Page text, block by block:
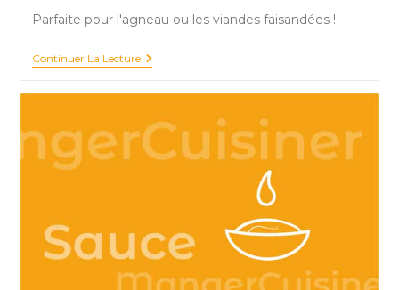
Parfaite pour l'agneau ou les viandes faisandées !
Continuer La LectureSauce
Sucrée